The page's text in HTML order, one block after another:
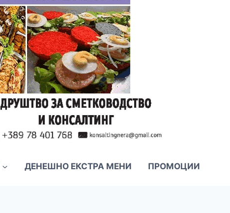
ДЕНЕШНО ЕКСТРА МЕНИ ПРОМОЦИИ